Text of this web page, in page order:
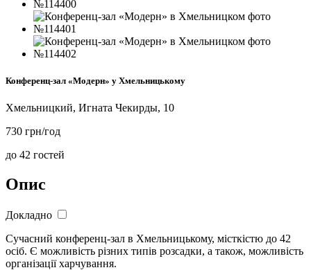
Конференц-зал «Модерн» у Хмельницькому
Хмельницкий, Игната Чекирды, 10
730 грн/год
до 42 гостей
Опис
Докладно
Сучасний конференц-зал в Хмельницькому, місткістю до 42
осіб. Є можливість різних типів розсадки, а також, можливість
організації харчування.